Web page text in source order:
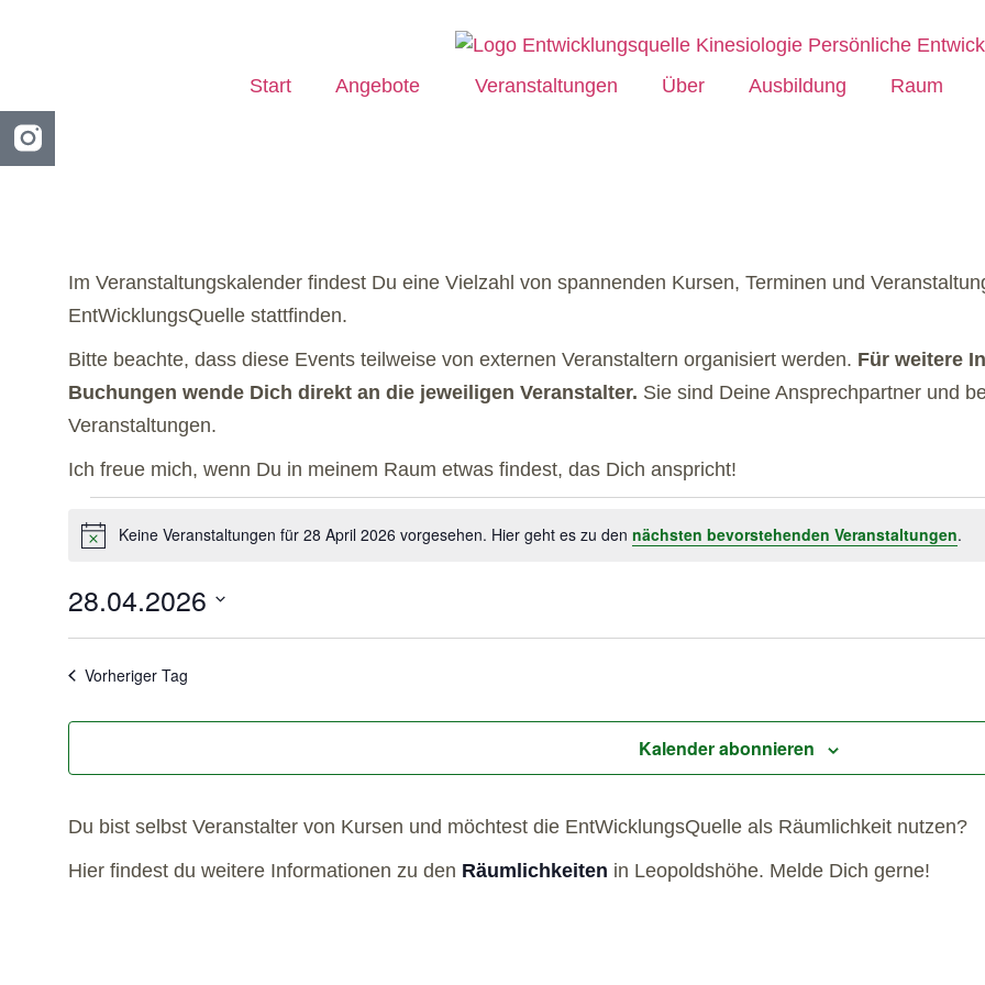
Start Angebote Veranstaltungen Über Ausbildung Raum
Im Veranstaltungskalender findest Du eine Vielzahl von spannenden Kursen, Terminen und
EntWicklungsQuelle stattfinden.
Bitte beachte, dass diese Events teilweise von externen Veranstaltern organisiert werden. Für weitere
Buchungen wende Dich direkt an die jeweiligen Veranstalter. Sie sind Deine Ansprechpartner und
Veranstaltungen.
Ich freue mich, wenn Du in meinem Raum etwas findest, das Dich anspricht!
HinweisKeine Veranstaltungen für 28 April 2026 vorgesehen. Hier geht es zu den nächsten bevorstehenden Veranstaltungen.
28.04.2026
Vorheriger Tag
Kalender abonnieren
Du bist selbst Veranstalter von Kursen und möchtest die EntWicklungsQuelle als Räumlichkeit nutzen?
Hier findest du weitere Informationen zu den Räumlichkeiten in Leopoldshöhe. Melde Dich gerne!